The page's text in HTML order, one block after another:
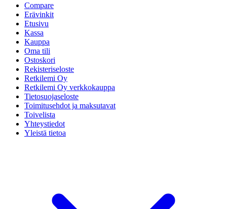
Compare
Erävinkit
Etusivu
Kassa
Kauppa
Oma tili
Ostoskori
Rekisteriseloste
Retkilemi Oy
Retkilemi Oy verkkokauppa
Tietosuojaseloste
Toimitusehdot ja maksutavat
Toivelista
Yhteystiedot
Yleistä tietoa